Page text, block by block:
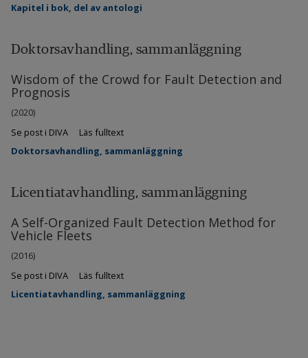
Kapitel i bok, del av antologi
Doktorsavhandling, sammanläggning
Wisdom of the Crowd for Fault Detection and
Prognosis
(2020)
Se post i DIVA
Läs fulltext
Doktorsavhandling, sammanläggning
Licentiatavhandling, sammanläggning
A Self-Organized Fault Detection Method for
Vehicle Fleets
(2016)
Se post i DIVA
Läs fulltext
Licentiatavhandling, sammanläggning